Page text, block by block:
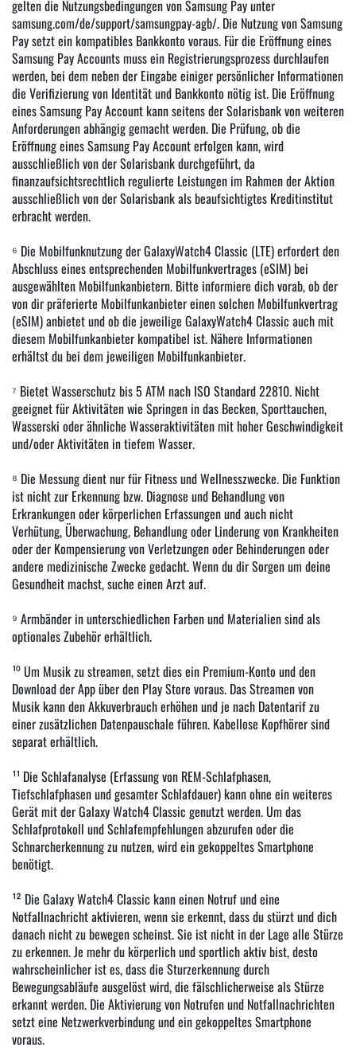
gelten die Nutzungsbedingungen von Samsung Pay unter
samsung.com/de/support/samsungpay-agb/. Die Nutzung von Samsung
Pay setzt ein kompatibles Bankkonto voraus. Für die Eröffnung eines
Samsung Pay Accounts muss ein Registrierungsprozess durchlaufen
werden, bei dem neben der Eingabe einiger persönlicher Informationen
die Verifizierung von Identität und Bankkonto nötig ist. Die Eröffnung
eines Samsung Pay Account kann seitens der Solarisbank von weiteren
Anforderungen abhängig gemacht werden. Die Prüfung, ob die
Eröffnung eines Samsung Pay Account erfolgen kann, wird
ausschließlich von der Solarisbank durchgeführt, da
finanzaufsichtsrechtlich regulierte Leistungen im Rahmen der Aktion
ausschließlich von der Solarisbank als beaufsichtigtes Kreditinstitut
erbracht werden.
⁶ Die Mobilfunknutzung der GalaxyWatch4 Classic (LTE) erfordert den
Abschluss eines entsprechenden Mobilfunkvertrages (eSIM) bei
ausgewählten Mobilfunkanbietern. Bitte informiere dich vorab, ob der
von dir präferierte Mobilfunkanbieter einen solchen Mobilfunkvertrag
(eSIM) anbietet und ob die jeweilige GalaxyWatch4 Classic auch mit
diesem Mobilfunkanbieter kompatibel ist. Nähere Informationen
erhältst du bei dem jeweiligen Mobilfunkanbieter.
⁷ Bietet Wasserschutz bis 5 ATM nach ISO Standard 22810. Nicht
geeignet für Aktivitäten wie Springen in das Becken, Sporttauchen,
Wasserski oder ähnliche Wasseraktivitäten mit hoher Geschwindigkeit
und/oder Aktivitäten in tiefem Wasser.
⁸ Die Messung dient nur für Fitness und Wellnesszwecke. Die Funktion
ist nicht zur Erkennung bzw. Diagnose und Behandlung von
Erkrankungen oder körperlichen Erfassungen und auch nicht
Verhütung, Überwachung, Behandlung oder Linderung von Krankheiten
oder der Kompensierung von Verletzungen oder Behinderungen oder
andere medizinische Zwecke gedacht. Wenn du dir Sorgen um deine
Gesundheit machst, suche einen Arzt auf.
⁹ Armbänder in unterschiedlichen Farben und Materialien sind als
optionales Zubehör erhältlich.
¹⁰ Um Musik zu streamen, setzt dies ein Premium-Konto und den
Download der App über den Play Store voraus. Das Streamen von
Musik kann den Akkuverbrauch erhöhen und je nach Datentarif zu
einer zusätzlichen Datenpauschale führen. Kabellose Kopfhörer sind
separat erhältlich.
¹¹ Die Schlafanalyse (Erfassung von REM-Schlafphasen,
Tiefschlafphasen und gesamter Schlafdauer) kann ohne ein weiteres
Gerät mit der Galaxy Watch4 Classic genutzt werden. Um das
Schlafprotokoll und Schlafempfehlungen abzurufen oder die
Schnarcherkennung zu nutzen, wird ein gekoppeltes Smartphone
benötigt.
¹² Die Galaxy Watch4 Classic kann einen Notruf und eine
Notfallnachricht aktivieren, wenn sie erkennt, dass du stürzt und dich
danach nicht zu bewegen scheinst. Sie ist nicht in der Lage alle Stürze
zu erkennen. Je mehr du körperlich und sportlich aktiv bist, desto
wahrscheinlicher ist es, dass die Sturzerkennung durch
Bewegungsabläufe ausgelöst wird, die fälschlicherweise als Stürze
erkannt werden. Die Aktivierung von Notrufen und Notfallnachrichten
setzt eine Netzwerkverbindung und ein gekoppeltes Smartphone
voraus.